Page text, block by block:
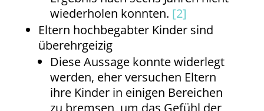
wiederholen konnten. [2]
Eltern hochbegabter Kinder sind
überehrgeizig
Diese Aussage konnte widerlegt
werden, eher versuchen Eltern
ihre Kinder in einigen Bereichen
zu bremsen, um das Gefühl der